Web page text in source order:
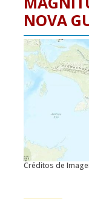
NOVA
Créditos de